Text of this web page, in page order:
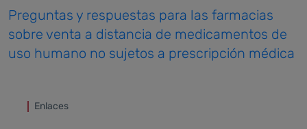
Preguntas y respuestas para las farmacias
sobre venta a distancia de medicamentos de
uso humano no sujetos a prescripción médica
Enlaces